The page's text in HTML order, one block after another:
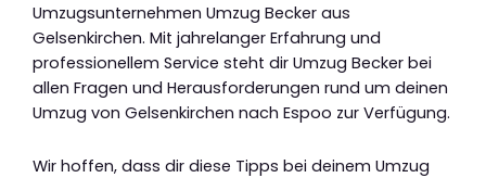
Umzugsunternehmen Umzug Becker aus
Gelsenkirchen. Mit jahrelanger Erfahrung und
professionellem Service steht dir Umzug Becker bei
allen Fragen und Herausforderungen rund um deinen
Umzug von Gelsenkirchen nach Espoo zur Verfügung.
Wir hoffen, dass dir diese Tipps bei deinem Umzug